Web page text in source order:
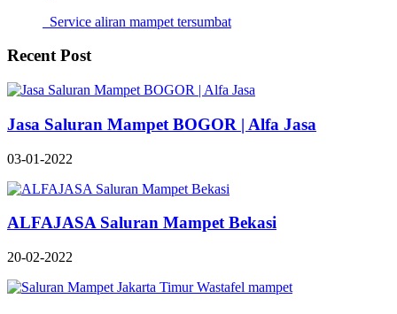
Service aliran mampet tersumbat
Recent Post
Jasa Saluran Mampet BOGOR | Alfa Jasa
03-01-2022
ALFAJASA Saluran Mampet Bekasi
20-02-2022